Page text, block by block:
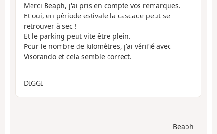
Merci Beaph, j'ai pris en compte vos remarques.
Et oui, en période estivale la cascade peut se
retrouver à sec !
Et le parking peut vite être plein.
Pour le nombre de kilomètres, j'ai vérifié avec
Visorando et cela semble correct.
DIGGI
Beaph